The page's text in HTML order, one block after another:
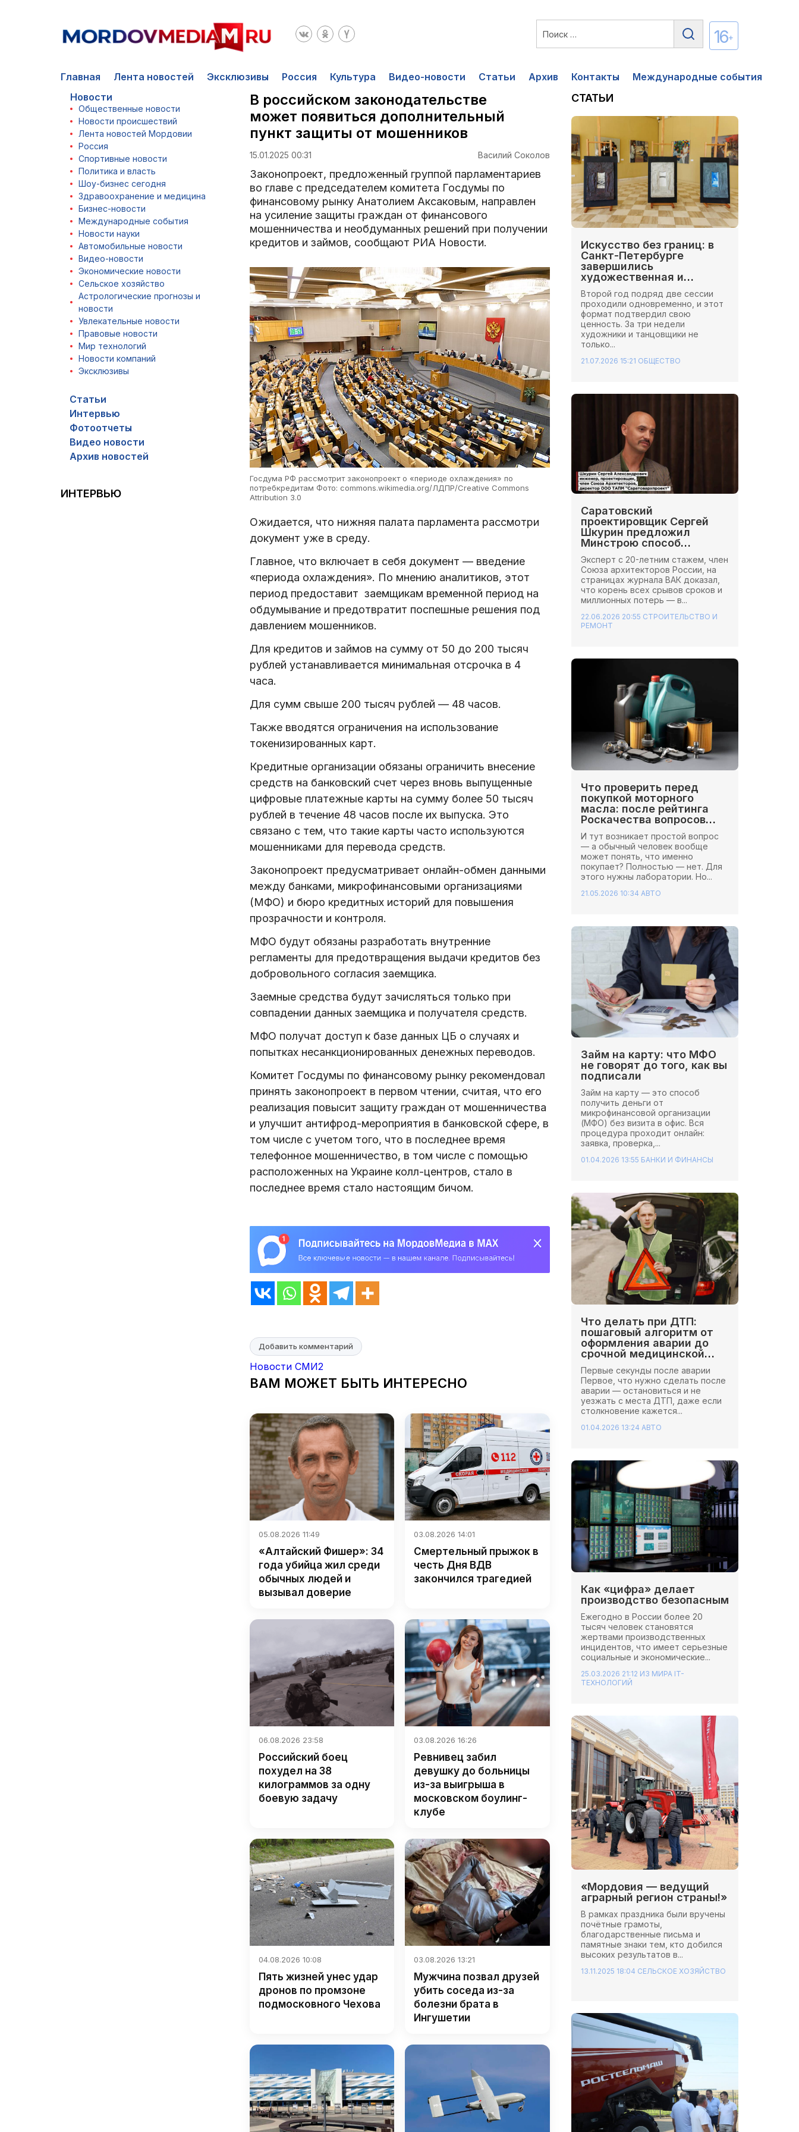
16+
Главная Лента новостей Эксклюзивы Россия Культура Видео-новости Статьи Архив Контакты
Международные события
Новости
Общественные новости
Новости происшествий
Лента новостей Мордовии
Россия
Спортивные новости
Политика и власть
Шоу-бизнес сегодня
Здравоохранение и медицина
Бизнес-новости
Международные события
Новости науки
Автомобильные новости
Видео-новости
Экономические новости
Сельское хозяйство
Астрологические прогнозы и
новости
Увлекательные новости
Правовые новости
Мир технологий
Новости компаний
Эксклюзивы
Статьи
Интервью
Фотоотчеты
Видео новости
Архив новостей
ИНТЕРВЬЮ
В российском законодательстве
может появиться дополнительный
пункт защиты от мошенников
15.01.2025 00:31 Василий Соколов
Законопроект, предложенный группой парламентариев
во главе с председателем комитета Госдумы по
финансовому рынку Анатолием Аксаковым, направлен
на усиление защиты граждан от финансового
мошенничества и необдуманных решений при получении
кредитов и займов, сообщают РИА Новости.
Госдума РФ рассмотрит законопроект о «периоде охлаждения» по
потребкредитам Фото: commons.wikimedia.org/ЛДПР/Creative Commons
Attribution 3.0
Ожидается, что нижняя палата парламента рассмотри
документ уже в среду.
Главное, что включает в себя документ — введение
«периода охлаждения». По мнению аналитиков, этот
период предоставит заемщикам временной период на
обдумывание и предотвратит поспешные решения под
давлением мошенников.
Для кредитов и займов на сумму от 50 до 200 тысяч
рублей устанавливается минимальная отсрочка в 4
часа.
Для сумм свыше 200 тысяч рублей — 48 часов.
Также вводятся ограничения на использование
токенизированных карт.
Кредитные организации обязаны ограничить внесение
средств на банковский счет через вновь выпущенные
цифровые платежные карты на сумму более 50 тысяч
рублей в течение 48 часов после их выпуска. Это
связано с тем, что такие карты часто используются
мошенниками для перевода средств.
Законопроект предусматривает онлайн-обмен данными
между банками, микрофинансовыми организациями
(МФО) и бюро кредитных историй для повышения
прозрачности и контроля.
МФО будут обязаны разработать внутренние
регламенты для предотвращения выдачи кредитов без
добровольного согласия заемщика.
Заемные средства будут зачисляться только при
совпадении данных заемщика и получателя средств.
МФО получат доступ к базе данных ЦБ о случаях и
попытках несанкционированных денежных переводов.
Комитет Госдумы по финансовому рынку рекомендовал
принять законопроект в первом чтении, считая, что его
реализация повысит защиту граждан от мошенничества
и улучшит антифрод-мероприятия в банковской сфере, в
том числе с учетом того, что в последнее время
телефонное мошенничество, в том числе с помощью
расположенных на Украине колл-центров, стало в
последнее время стало настоящим бичом.
Добавить комментарий
Новости СМИ2
ВАМ МОЖЕТ БЫТЬ ИНТЕРЕСНО
05.08.2026 11:49
«Алтайский Фишер»: 34
года убийца жил среди
обычных людей и
вызывал доверие
03.08.2026 14:01
Смертельный прыжок в
честь Дня ВДВ
закончился трагедией
06.08.2026 23:58
Российский боец
похудел на 38
килограммов за одну
боевую задачу
03.08.2026 16:26
Ревнивец забил
девушку до больницы
из-за выигрыша в
московском боулинг-
клубе
04.08.2026 10:08
Пять жизней унес удар
дронов по промзоне
подмосковного Чехова
03.08.2026 13:21
Мужчина позвал друзей
убить соседа из-за
болезни брата в
Ингушетии
СТАТЬИ
Искусство без границ: в
Санкт-Петербурге
завершились
художественная и
хореографическая сессии
Школы Иннопрактики.
Второй год подряд две сессии
проходили одновременно, и этот
формат подтвердил свою
ценность. За три недели
художники и танцовщики не
только...
21.07.2026 15:21 ОБЩЕСТВО
Саратовский
проектировщик Сергей
Шкурин предложил
Минстрою способ
сэкономить миллионы на
стройках
Эксперт с 20-летним стажем, член
Союза архитекторов России, на
страницах журнала ВАК доказал,
что корень всех срывов сроков и
миллионных потерь — в...
22.06.2026 20:55 СТРОИТЕЛЬСТВО И
РЕМОНТ
Что проверить перед
покупкой моторного
масла: после рейтинга
Роскачества вопросов
стало больше
И тут возникает простой вопрос
— а обычный человек вообще
может понять, что именно
покупает? Полностью — нет. Для
этого нужны лаборатории. Но...
21.05.2026 10:34 АВТО
Займ на карту: что МФО
не говорят до того, как вы
подписали
Займ на карту — это способ
получить деньги от
микрофинансовой организации
(МФО) без визита в офис. Вся
процедура проходит онлайн:
заявка, проверка,...
01.04.2026 13:55 БАНКИ И ФИНАНСЫ
Что делать при ДТП:
пошаговый алгоритм от
оформления аварии до
срочной медицинской
помощи
Первые секунды после аварии
Первое, что нужно сделать после
аварии — остановиться и не
уезжать с места ДТП, даже если
столкновение кажется...
01.04.2026 13:24 АВТО
Как «цифра» делает
производство безопасным
Ежегодно в России более 20
тысяч человек становятся
жертвами производственных
инцидентов, что имеет серьезные
социальные и экономические...
25.03.2026 21:12 ИЗ МИРА IT-
ТЕХНОЛОГИЙ
«Мордовия — ведущий
аграрный регион страны!»
В рамках праздника были вручены
почётные грамоты,
благодарственные письма и
памятные знаки тем, кто добился
высоких результатов в...
13.11.2025 18:04 СЕЛЬСКОЕ ХОЗЯЙСТВО